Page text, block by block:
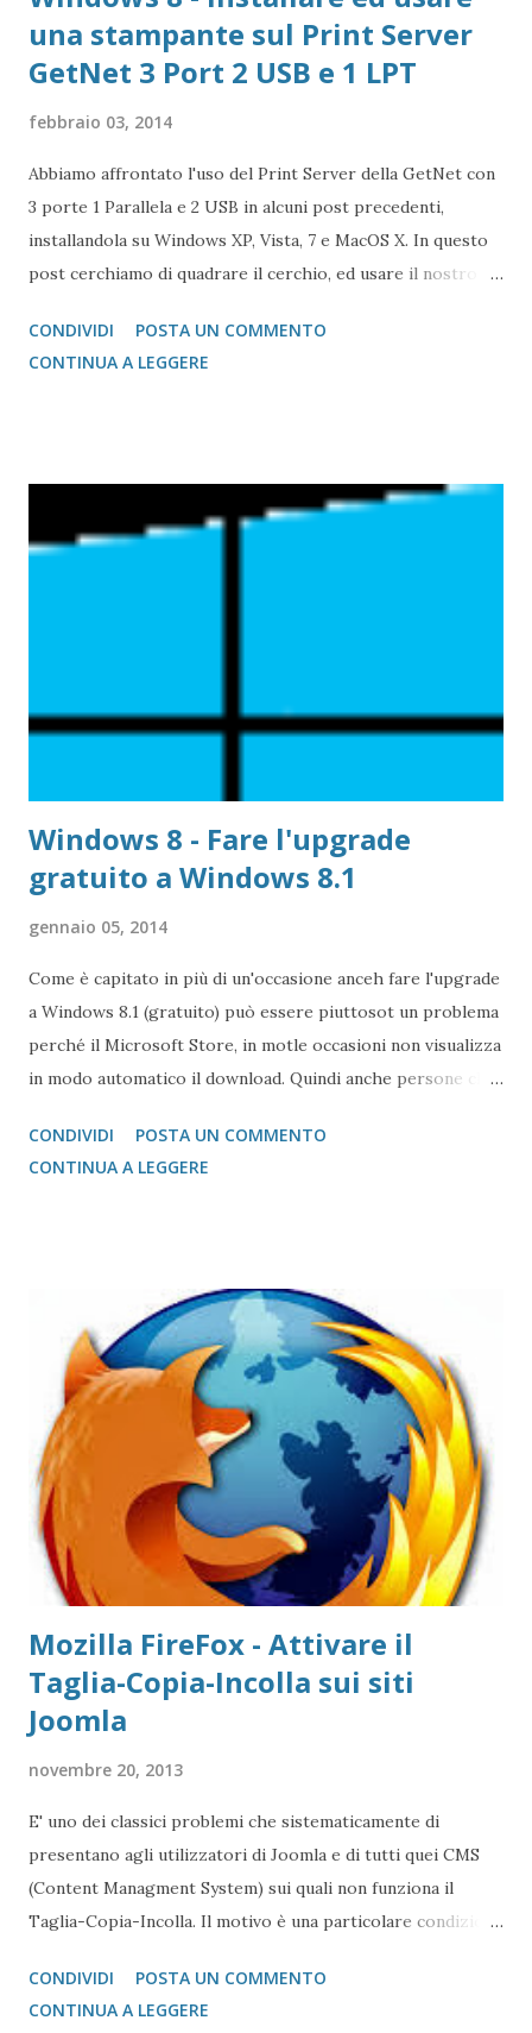
una stampante sul Print Server
GetNet 3 Port 2 USB e 1 LPT
febbraio 03, 2014
Abbiamo affrontato l'uso del Print Server della GetNet con
3 porte 1 Parallela e 2 USB in alcuni post precedenti,
installandola su Windows XP, Vista, 7 e MacOS X. In questo
post cerchiamo di quadrare il cerchio, ed usare il nostro
Parallel e 2 USB
CONDIVIDI
POSTA UN COMMENTO
CONTINUA A LEGGERE
Windows 8 - Fare l'upgrade
gratuito a Windows 8.1
gennaio 05, 2014
Come è capitato in più di un'occasione anceh fare l'upgrade
a Windows 8.1 (gratuito) può essere piuttosot un problema
perché il Microsoft Store, in motle occasioni non visualizza
in modo automatico il download. Quindi anche persone che
si sono trovati innanzi il problema di come fare
l'aggiornamento.
CONDIVIDI
POSTA UN COMMENTO
CONTINUA A LEGGERE
Mozilla FireFox - Attivare il
Taglia-Copia-Incolla sui siti
Joomla
novembre 20, 2013
E' uno dei classici problemi che sistematicamente di
presentano agli utilizzatori di Joomla e di tutti quei CMS
(Content Managment System) sui quali non funziona il
Taglia-Copia-Incolla. Il motivo è una particolare condizione
costringe a dover creare uno script ad hoc per risolvere il
problema. Sembra una cosa impossibile, ma è molto più
CONDIVIDI
POSTA UN COMMENTO
CONTINUA A LEGGERE